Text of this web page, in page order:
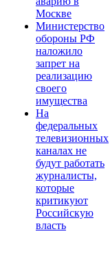
Москве
Министерство
обороны РФ
наложило
запрет на
реализацию
своего
имущества
На
федеральных
телевизионных
каналах не
будут работать
журналисты,
которые
критикуют
Российскую
власть